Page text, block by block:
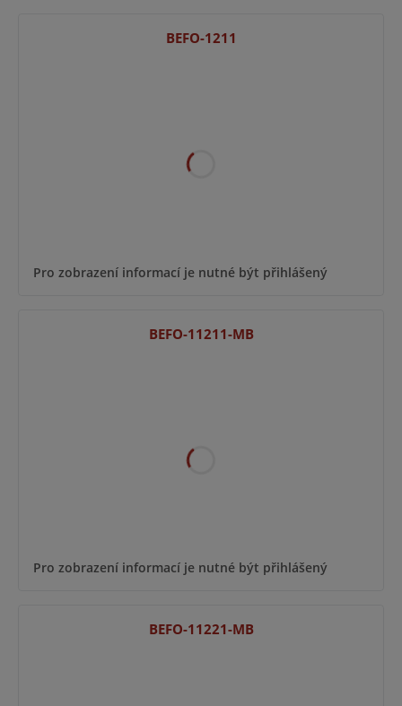
BEFO-1211
Pro zobrazení informací je nutné být přihlášený
BEFO-11211-MB
Pro zobrazení informací je nutné být přihlášený
BEFO-11221-MB